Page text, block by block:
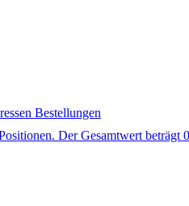
Bestellungen
Der Gesamtwert beträgt